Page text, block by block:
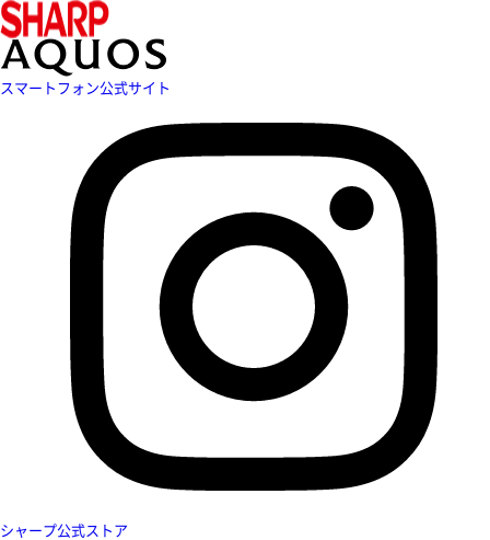
スマートフォン公式サイト
シャープ公式ストア